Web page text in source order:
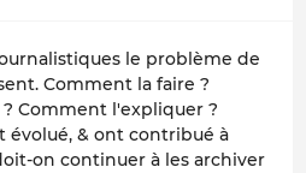
le problème de
Comment la faire ?
Comment l'expliquer ?
évolué, & ont contribué à
on continuer à les archiver